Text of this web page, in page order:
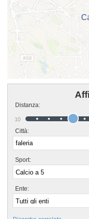
più sui loro corsi puoi andare
bottone "Contattaci" presente
Distanza:
10
Città:
Sport:
Ente: